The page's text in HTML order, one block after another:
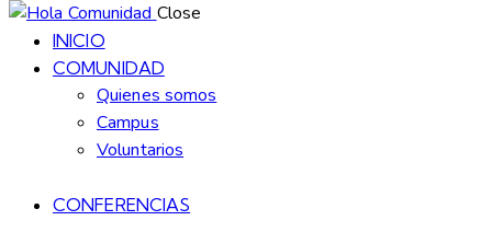
Close
INICIO
COMUNIDAD
Quienes somos
Campus
Voluntarios
CONFERENCIAS